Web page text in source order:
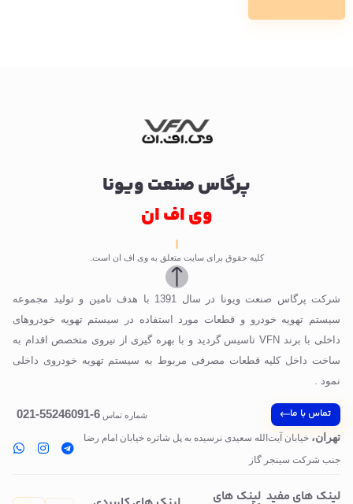
پرگاس صنعت ویونا
وی اف ان
کلیه حقوق برای سایت متعلق به وی اف ان است.
شرکت پرگاس صنعت ویونا در سال 1391 با هدف تامین و تولید مجموعه
سیستم تهویه خودرو و قطعات مورد استفاده در سیستم تهویه خودروهای
داخلی با برند VFN تاسیس گردید و با بهره گیری از نیروی متخصص اقدام به
ساخت داخل کلیه قطعات مصرفی مربوط به سیستم تهویه خودروی داخلی
نمود .
تماس با ما شماره تماس 6-55246091-021
تهران، خیابان آیت‌الله سعیدی نرسیده به پل‌ شاتره خیابان امام رضا
جنب شرکت سینجر گاز
لینک های مفید لینک های